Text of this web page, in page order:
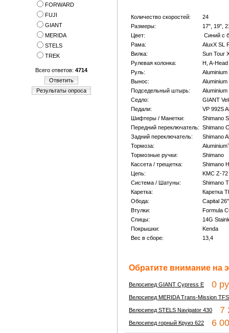
FORWARD
FUJI
GIANT
MERIDA
STELS
TREK
Всего ответов: 4714
Ответить
Результаты опроса
Количество скоростей:
24
Размеры:
17", 19",
Цвет:
Синий с
Рама:
AluxX SL
Вилка:
Sun Tour
Рулевая колонка:
H, A-
Руль:
Вынос:
Подседельный штырь:
Седло:
GIANT
Педали:
VP 992S
Шифтеры / Манетки:
Shimano
Передний переключатель: Shimano
Задний переключатель:
Shimano
Тормоза:
Тормозные ручки:
Shimano
Кассета / трещетка:
Shimano
Цепь:
KMC Z-
Система / Шатуны:
Shimano
Каретка:
Каретка
Обода:
Capital
Втулки:
Formula
Спицы:
14G
Покрышки:
Kenda
Вес в сборе:
13,4
Обратите внимание на
Велосипед GIANT Cypress E 0
Велосипед MERIDA Trans-Mission
Велосипед STELS Navigator 430 7
Велосипед горный Круиз 622 6